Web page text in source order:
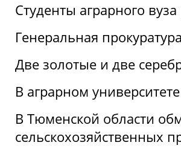
Студенты аграрного
Генеральная
Две золотые и две
В аграрном
В Тюменской области
сельскохозяйственных